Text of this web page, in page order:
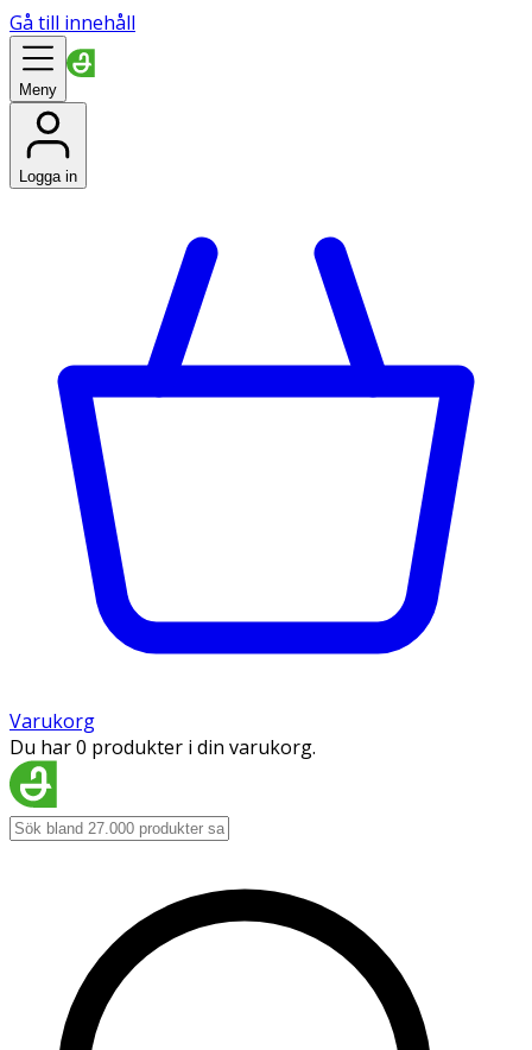
Gå till innehåll
Meny
Logga in
Varukorg
Du har 0 produkter i din varukorg.